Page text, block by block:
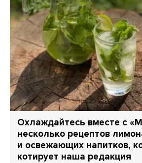
Охлаждайтесь вместе с
несколько рецептов
и освежающих напитков,
котирует наша редакция